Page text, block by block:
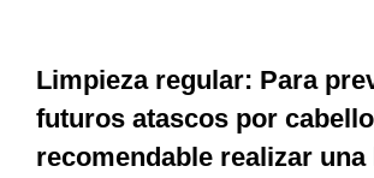
Limpieza regular: Para
futuros atascos por
recomendable realizar